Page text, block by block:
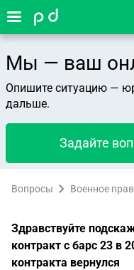
Мы — ваш
Опишите ситуацию —
дальше.
Задайте
Вопросы Военное
Здравствуйте
контракт с барс 23 в
контракта вернулся